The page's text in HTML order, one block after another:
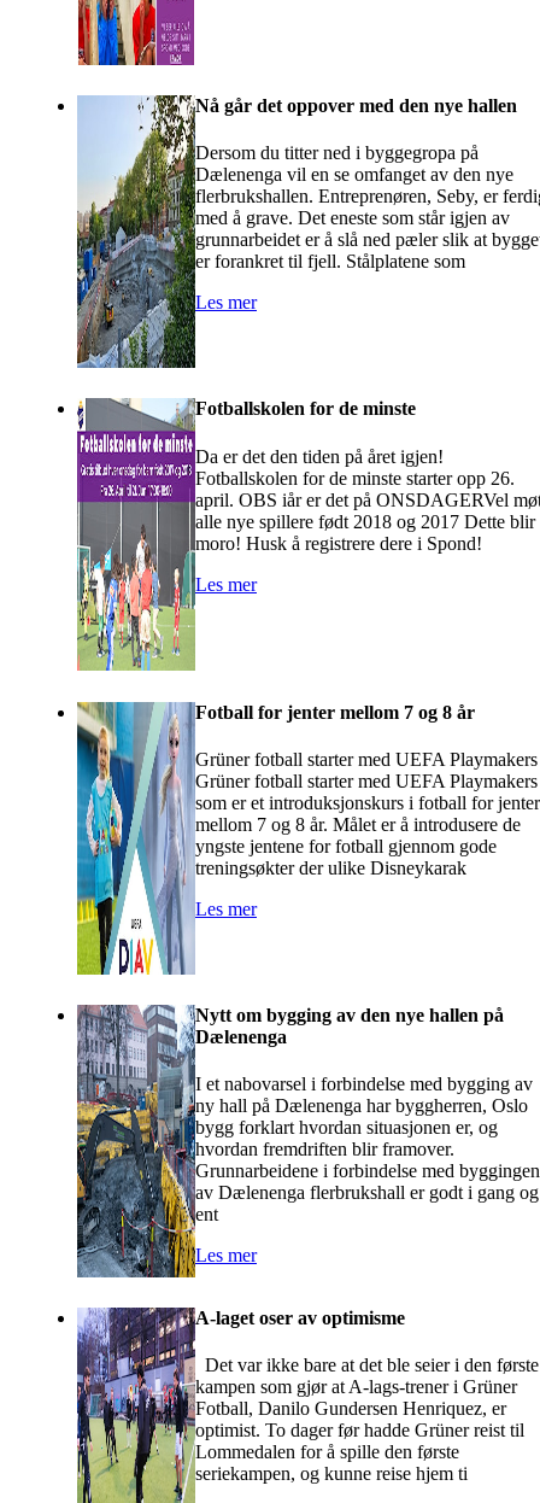
Nå går det oppover med den nye hallen
Dersom du titter ned i byggegropa på
Dælenenga vil en se omfanget av den nye
flerbrukshallen. Entreprenøren, Seby, er
med å grave. Det eneste som står igjen av
grunnarbeidet er å slå ned pæler slik at
er forankret til fjell. Stålplatene som
Les mer
Fotballskolen for de minste
Da er det den tiden på året igjen!
Fotballskolen for de minste starter opp 26.
april. OBS iår er det på ONSDAGERVel
alle nye spillere født 2018 og 2017 Dette blir
moro! Husk å registrere dere i Spond!
Les mer
Fotball for jenter mellom 7 og 8 år
Grüner fotball starter med UEFA Playmakers
Grüner fotball starter med UEFA Playmakers
som er et introduksjonskurs i fotball for jenter
mellom 7 og 8 år. Målet er å introdusere de
yngste jentene for fotball gjennom gode
treningsøkter der ulike Disneykarak
Les mer
Nytt om bygging av den nye hallen på
Dælenenga
I et nabovarsel i forbindelse med bygging av
ny hall på Dælenenga har byggherren, Oslo
bygg forklart hvordan situasjonen er, og
hvordan fremdriften blir framover.
Grunnarbeidene i forbindelse med byggingen
av Dælenenga flerbrukshall er godt i gang og
ent
Les mer
A-laget oser av optimisme
Det var ikke bare at det ble seier i den første
kampen som gjør at A-lags-trener i Grüner
Fotball, Danilo Gundersen Henriquez, er
optimist. To dager før hadde Grüner reist til
Lommedalen for å spille den første
seriekampen, og kunne reise hjem ti